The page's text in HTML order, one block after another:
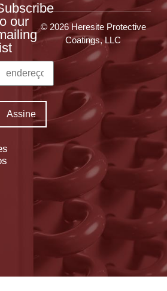
our
list
© 2026 Heresite Protective
Coatings, LLC